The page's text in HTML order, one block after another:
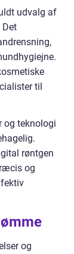
udvalg af
Det
til
og teknologi
røntgen
og
og